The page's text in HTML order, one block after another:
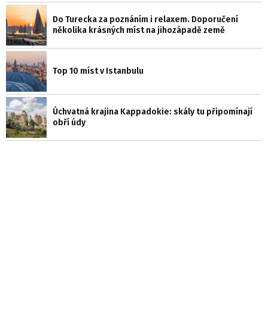
Do Turecka za poznáním i relaxem. Doporučení
několika krásných míst na jihozápadě země
Top 10 míst v Istanbulu
Úchvatná krajina Kappadokie: skály tu připomínají
obří údy